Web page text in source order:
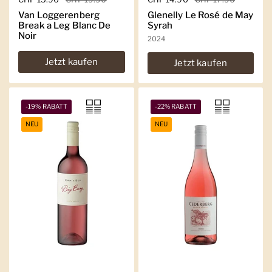
Van Loggerenberg
Break a Leg Blanc De
Noir
Jetzt kaufen
Glenelly Le Rosé de May
Syrah
2024
Jetzt kaufen
-19% RABATT
NEU
-22% RABATT
NEU